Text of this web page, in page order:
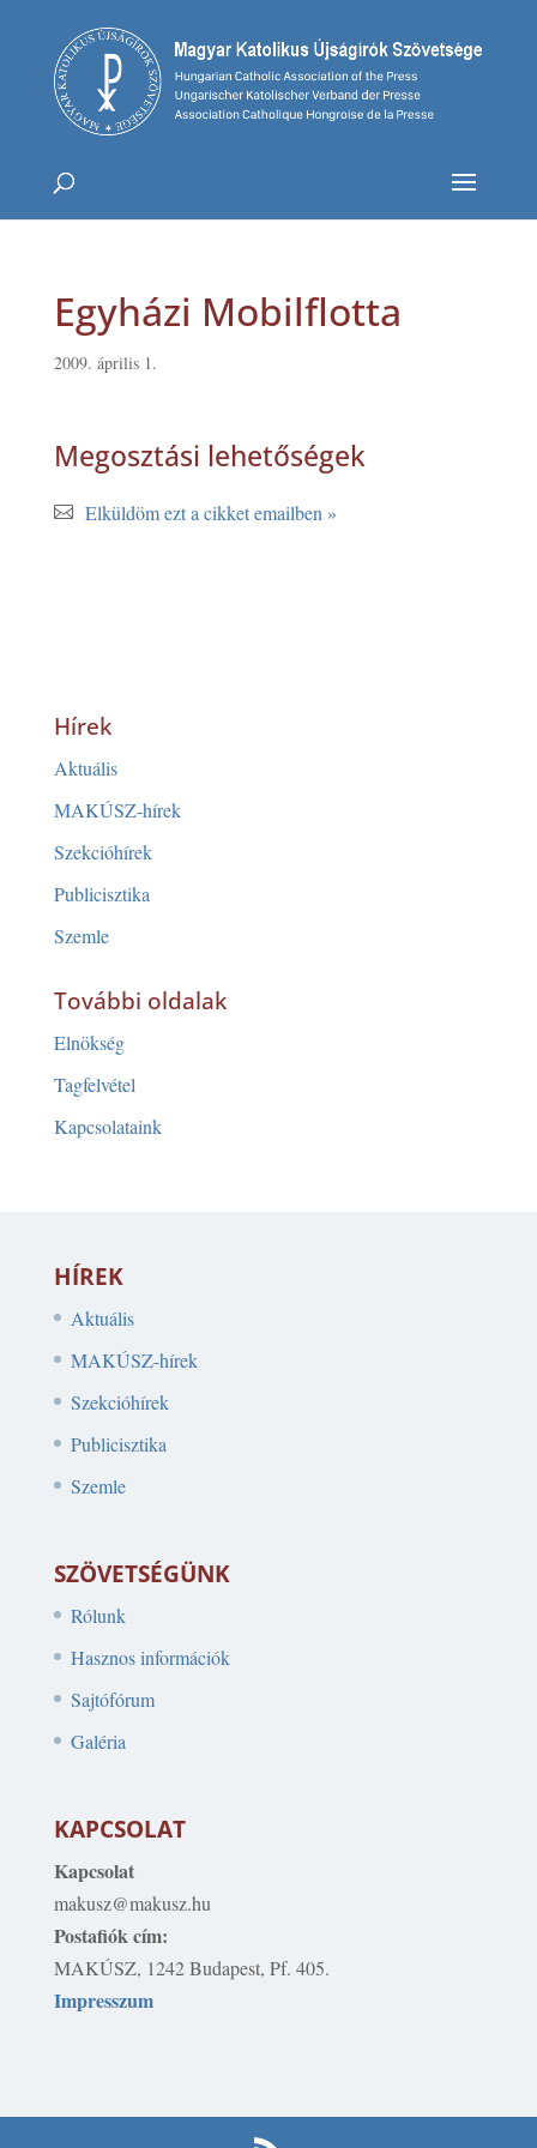
Egyházi Mobilflotta
2009. április 1.
Megosztási lehetőségek
Elküldöm ezt a cikket emailben »
Hírek
Aktuális
MAKÚSZ-hírek
Szekcióhírek
Publicisztika
Szemle
További oldalak
Elnökség
Tagfelvétel
Kapcsolataink
HÍREK
Aktuális
MAKÚSZ-hírek
Szekcióhírek
Publicisztika
Szemle
SZÖVETSÉGÜNK
Rólunk
Hasznos információk
Sajtófórum
Galéria
KAPCSOLAT
Kapcsolat
makusz@makusz.hu
Postafiók cím:
MAKÚSZ, 1242 Budapest, Pf. 405.
Impresszum